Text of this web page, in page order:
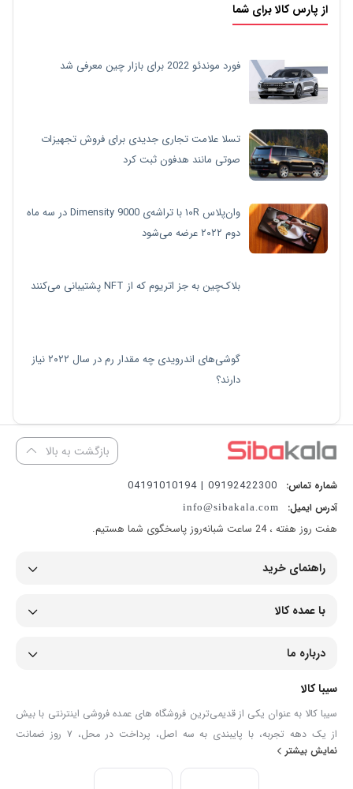
از پارس کالا برای شما
فورد موندئو 2022 برای بازار چین معرفی شد
تسلا علامت تجاری جدیدی برای فروش تجهیزات
صوتی مانند هدفون ثبت کرد
وان‌پلاس ۱۰R با تراشه‌ی Dimensity 9000 در سه ماه
دوم ۲۰۲۲ عرضه می‌شود
بلاک‌چین به جز اتریوم که از NFT پشتیبانی می‌کنند
گوشی‌های اندرویدی چه مقدار رم در سال ۲۰۲۲ نیاز
دارند؟
بازگشت به بالا
شماره تماس: 09192422300 | 04191010194
آدرس ایمیل: info@sibakala.com
هفت روز هفته ، 24 ساعت شبانه‌روز پاسخگوی شما هستیم.
راهنمای خرید
با عمده کالا
درباره ما
سیبا کالا
سیبا کالا به عنوان یکی از قدیمی‌ترین فروشگاه های عمده فروشی اینترنتی با بیش
از یک دهه تجربه، با پایبندی به سه اصل، پرداخت در محل، ۷ روز ضمانت
بازگشت کالا و تضمین اصل‌بودن کالا موفق شده تا همگام با فروشگاه‌های معتبر
جهان، به بزرگ‌ترین فروشگاه اینترنتی ایران تبدیل شود. به محض ورود به سایت
نمایش بیشتر